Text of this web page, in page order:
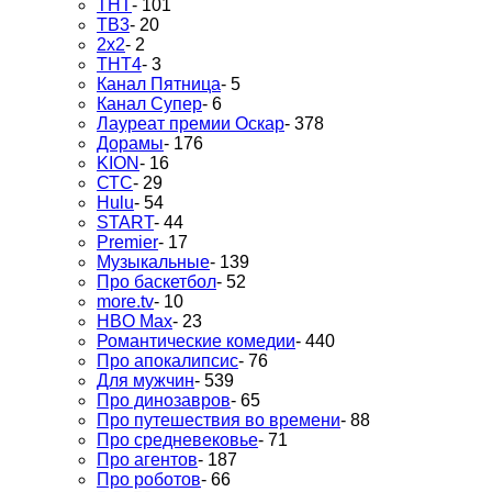
ТНТ- 101
ТВ3- 20
2х2- 2
ТНТ4- 3
Канал Пятница- 5
Канал Супер- 6
Лауреат премии Оскар- 378
Дорамы- 176
KION- 16
СТС- 29
Hulu- 54
START- 44
Premier- 17
Музыкальные- 139
Про баскетбол- 52
more.tv- 10
HBO Max- 23
Романтические комедии- 440
Про апокалипсис- 76
Для мужчин- 539
Про динозавров- 65
Про путешествия во времени- 88
Про средневековье- 71
Про агентов- 187
Про роботов- 66